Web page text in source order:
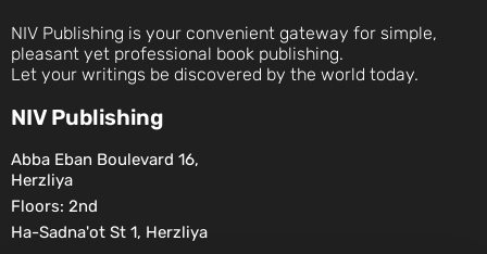
NIV Publishing is your convenient gateway for simple,
pleasant yet professional book publishing.
Let your writings be discovered by the world today.
NIV Publishing
Abba Eban Boulevard 16,
Herzliya
Floors: 2nd
Ha-Sadna'ot St 1, Herzliya